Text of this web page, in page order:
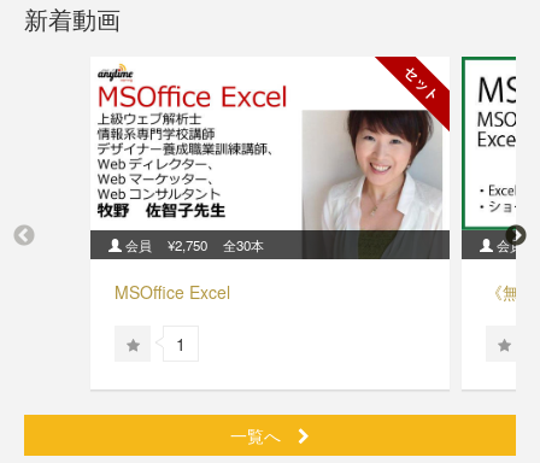
新着動画
セット
会員 ¥2,750 全30本
MSOffice Excel
1
会員
《無
一覧へ